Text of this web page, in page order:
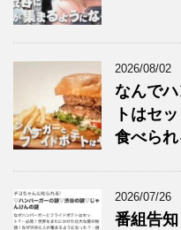
2026/08/02
なんで
トはセ
食べら
2026/07/26
番組告